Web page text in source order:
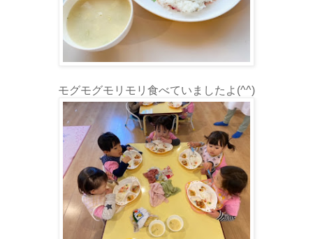
モグモグモリモリ食べていましたよ(^^)